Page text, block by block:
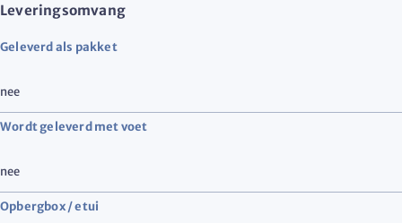
Leveringsomvang
Geleverd als pakket
nee
Wordt geleverd met voet
nee
Opbergbox / etui